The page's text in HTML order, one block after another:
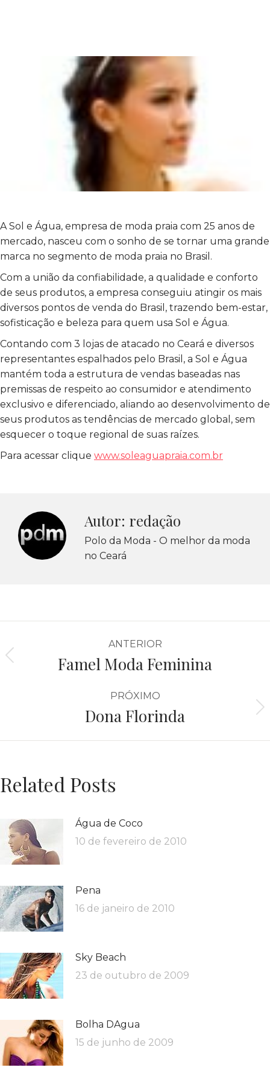
A Sol e Água, empresa de moda praia com 25 anos de
mercado, nasceu com o sonho de se tornar uma grande
marca no segmento de moda praia no Brasil.
Com a união da confiabilidade, a qualidade e conforto
de seus produtos, a empresa conseguiu atingir os mais
diversos pontos de venda do Brasil, trazendo bem-estar,
sofisticação e beleza para quem usa Sol e Água.
Contando com 3 lojas de atacado no Ceará e diversos
representantes espalhados pelo Brasil, a Sol e Água
mantém toda a estrutura de vendas baseadas nas
premissas de respeito ao consumidor e atendimento
exclusivo e diferenciado, aliando ao desenvolvimento de
seus produtos as tendências de mercado global, sem
esquecer o toque regional de suas raízes.
Para acessar clique www.soleaguapraia.com.br
Autor: redação
Polo da Moda - O melhor da moda
no Ceará
ANTERIOR
Famel Moda Feminina
PRÓXIMO
Dona Florinda
Related Posts
Água de Coco
10 de fevereiro de 2010
Pena
16 de janeiro de 2010
Sky Beach
23 de outubro de 2009
Bolha DAgua
15 de junho de 2009